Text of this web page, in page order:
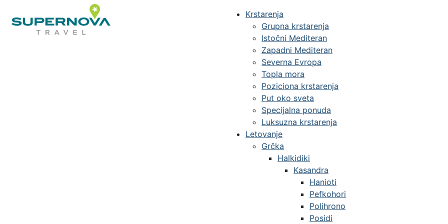
Krstarenja
Grupna krstarenja
Istočni Mediteran
Zapadni Mediteran
Severna Evropa
Topla mora
Poziciona krstarenja
Put oko sveta
Specijalna ponuda
Luksuzna krstarenja
Letovanje
Grčka
Halkidiki
Kasandra
Hanioti
Pefkohori
Polihrono
Posidi